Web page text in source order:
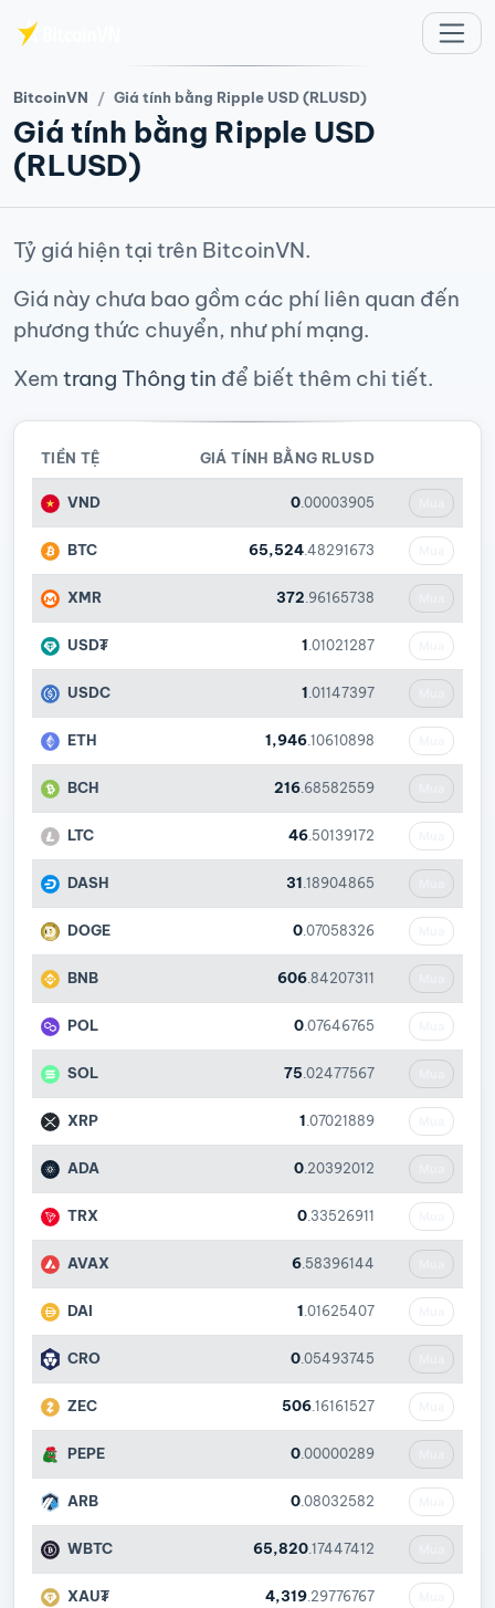
BitcoinVN Giá tính bằng Ripple USD (RLUSD)
Giá tính bằng Ripple USD
(RLUSD)
Tỷ giá hiện tại trên BitcoinVN.
Giá này chưa bao gồm các phí liên quan đến
phương thức chuyển, như phí mạng.
Xem trang Thông tin để biết thêm chi tiết.
TIỀN TỆ GIÁ TÍNH BẰNG RLUSD
VND 0 .00003905
BTC 65,524 .48291673
XMR 372 .96165738
USD₮ 1 .01021287
USDC 1 .01147397
ETH 1,946 .10610898
BCH 216 .68582559
LTC 46 .50139172
DASH 31 .18904865
DOGE 0 .07058326
BNB 606 .84207311
POL 0 .07646765
SOL 75 .02477567
XRP 1 .07021889
ADA 0 .20392012
TRX 0 .33526911
AVAX 6 .58396144
DAI 1 .01625407
CRO 0 .05493745
ZEC 506 .16161527
PEPE 0 .00000289
ARB 0 .08032582
WBTC 65,820 .17447412
XAU₮ 4,319 .29776767